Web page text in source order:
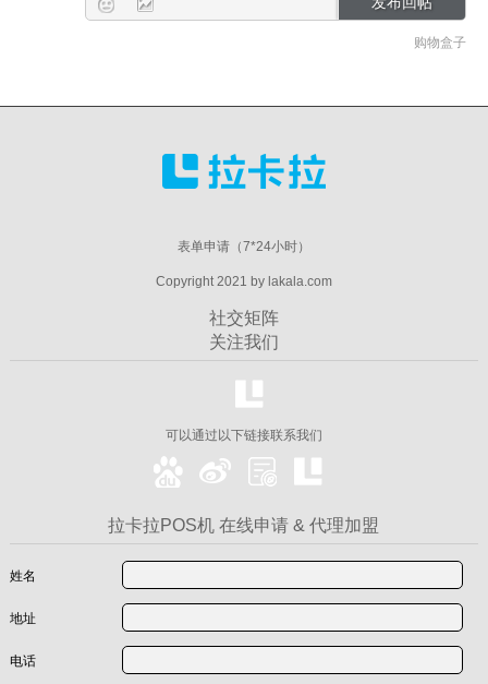
购物盒子
表单申请（7*24小时）
Copyright 2021 by lakala.com
社交矩阵
关注我们
可以通过以下链接联系我们
拉卡拉POS机 在线申请 & 代理加盟
姓名
地址
电话